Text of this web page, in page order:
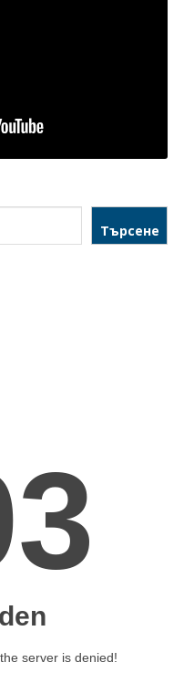
Търсене